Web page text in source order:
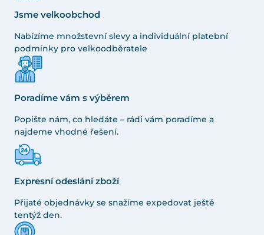
Jsme velkoobchod
Nabízíme množstevní slevy a individuální platební
podmínky pro velkoodběratele
Poradíme vám s výběrem
Popište nám, co hledáte – rádi vám poradíme a
najdeme vhodné řešení.
Expresní odeslání zboží
Přijaté objednávky se snažíme expedovat ještě
tentýž den.